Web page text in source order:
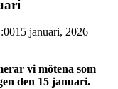
15 januari, 2026 |
vi mötena som
den 15 januari.